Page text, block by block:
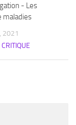
- Les
maladies
2021